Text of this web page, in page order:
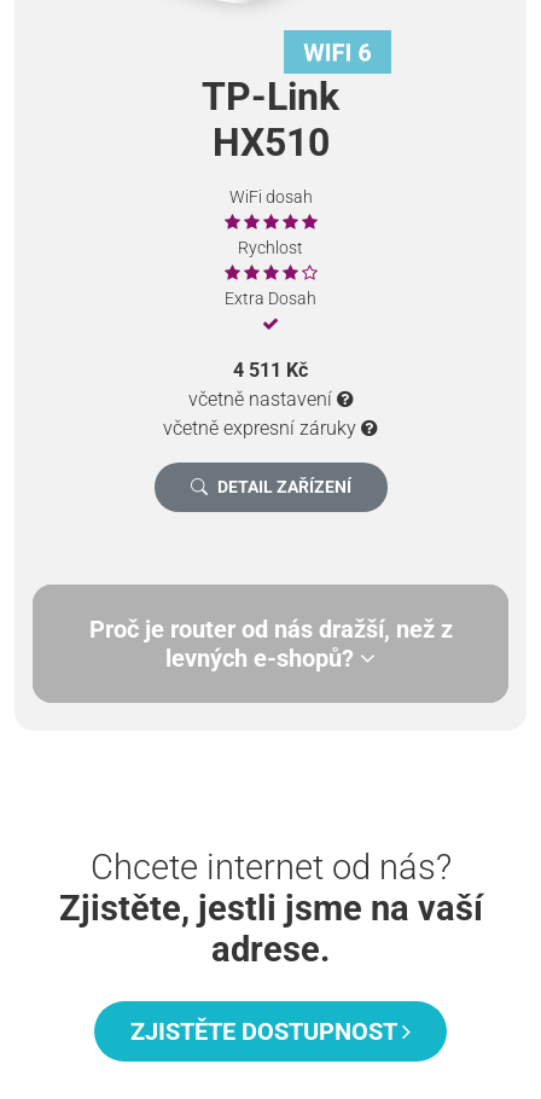
TP-Link
HX510
WiFi dosah
Rychlost
Extra Dosah
4 511 Kč
včetně nastavení
včetně expresní záruky
DETAIL ZAŘÍZENÍ
Proč je router od nás dražší, než z
levných e-shopů?
Chcete internet od nás?
Zjistěte, jestli jsme na vaší
adrese.
ZJISTĚTE DOSTUPNOST